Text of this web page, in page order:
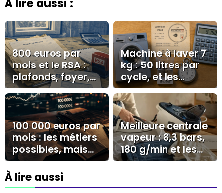
À lire aussi :
800 euros par
mois et le RSA :
plafonds, foyer,
forfait logement
Machine à laver 7
kg : 50 litres par
cycle, et les
réglages qui
réduisent
vraiment la
consommation
100 000 euros par
mois : les métiers
possibles, mais
rarement en
salaire fixe
Meilleure centrale
vapeur : 8,3 bars,
180 g/min et les
erreurs qui
À lire aussi